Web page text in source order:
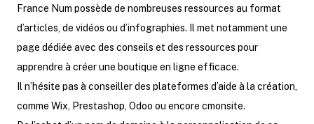
France Num possède de nombreuses ressources au format
d’articles, de vidéos ou d’infographies. Il met notamment une
page dédiée avec des conseils et des ressources pour
apprendre à créer une boutique en ligne efficace.
Il n’hésite pas à conseiller des plateformes d’aide à la création,
comme Wix, Prestashop, Odoo ou encore cmonsite.